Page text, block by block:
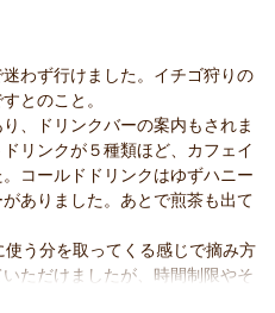
わず行けました。イチゴ狩りの
とのこと。
、ドリンクバーの案内もされま
リンクが５種類ほど、カフェイ
コールドドリンクはゆずハニー
ありました。あとで煎茶も出て
う分を取ってくる感じで摘み方
ただけましたが、時間制限やそ